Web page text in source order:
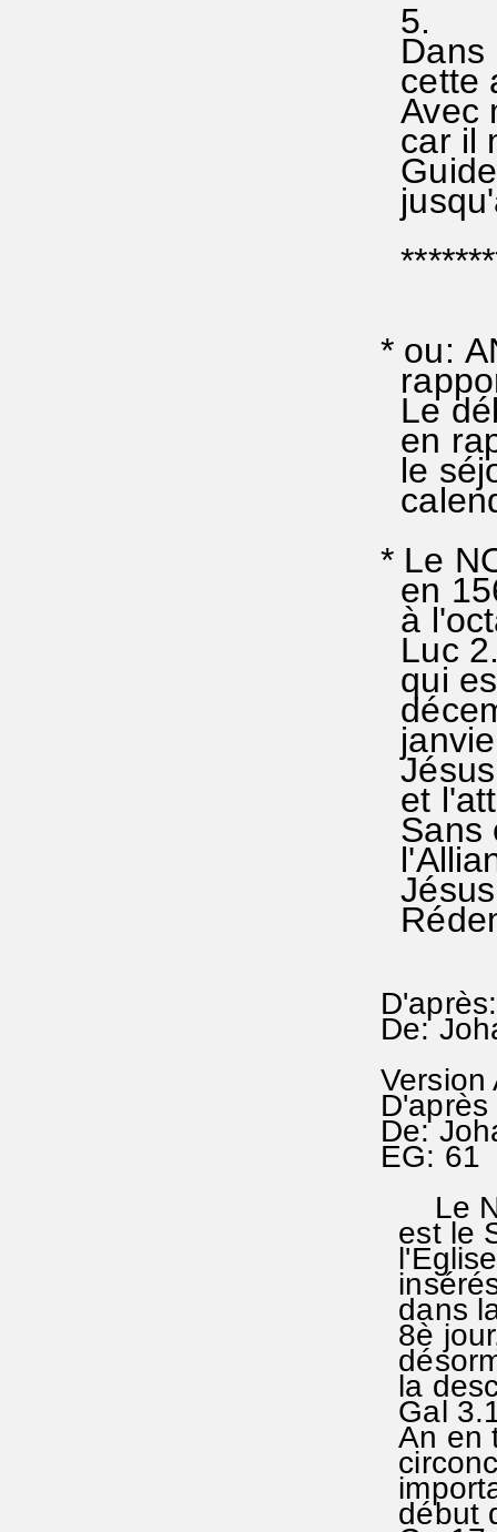
5.
Dans
cette
Avec
car il
* ou:
Le
en
le
* Le
en
à
Luc
qui
et
Sans
De:
Version
De:
EG: 61
Le
est le
dans
8è
la
Gal
An en
début